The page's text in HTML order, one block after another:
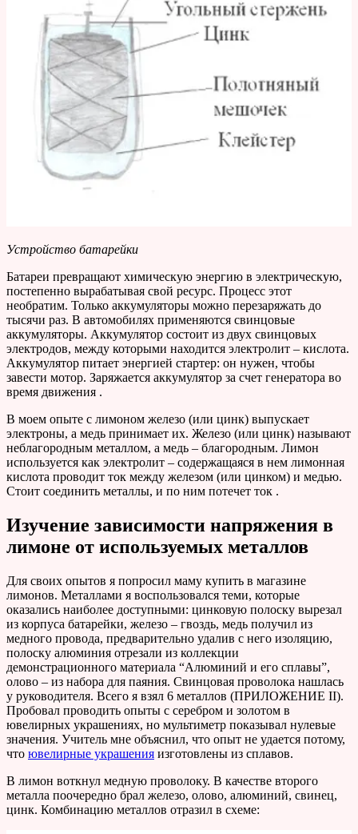
Устройство батарейки
Батареи превращают химическую энергию в электрическую,
постепенно вырабатывая свой ресурс. Процесс этот
необратим. Только аккумуляторы можно перезаряжать до
тысячи раз. В автомобилях применяются свинцовые
аккумуляторы. Аккумулятор состоит из двух свинцовых
электродов, между которыми находится электролит – кислота.
Аккумулятор питает энергией стартер: он нужен, чтобы
завести мотор. Заряжается аккумулятор за счет генератора во
время движения .
В моем опыте с лимоном железо (или цинк) выпускает
электроны, а медь принимает их. Железо (или цинк) называют
неблагородным металлом, а медь – благородным. Лимон
используется как электролит – содержащаяся в нем лимонная
кислота проводит ток между железом (или цинком) и медью.
Стоит соединить металлы, и по ним потечет ток .
Изучение зависимости напряжения в
лимоне от используемых металлов
Для своих опытов я попросил маму купить в магазине
лимонов. Металлами я воспользовался теми, которые
оказались наиболее доступными: цинковую полоску вырезал
из корпуса батарейки, железо – гвоздь, медь получил из
медного провода, предварительно удалив с него изоляцию,
полоску алюминия отрезали из коллекции
демонстрационного материала “Алюминий и его сплавы”,
олово – из набора для паяния. Свинцовая проволока нашлась
у руководителя. Всего я взял 6 металлов (ПРИЛОЖЕНИЕ II).
Пробовал проводить опыты с серебром и золотом в
ювелирных украшениях, но мультиметр показывал нулевые
значения. Учитель мне объяснил, что опыт не удается потому,
что ювелирные украшения изготовлены из сплавов.
В лимон воткнул медную проволоку. В качестве второго
металла поочередно брал железо, олово, алюминий, свинец,
цинк. Комбинацию металлов отразил в схеме: